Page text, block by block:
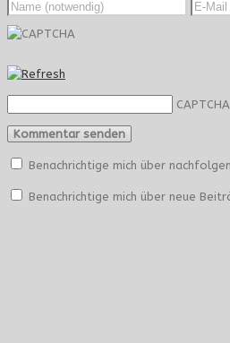
Benachrichtige mich über
Benachrichtige mich über neue